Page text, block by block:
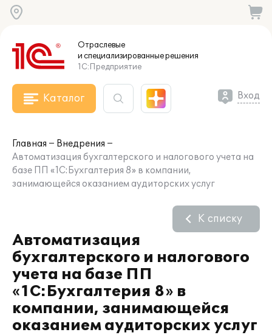
Отраслевые
и специализированныерешения
1С:Предприятие
Каталог Вход
Главная
Внедрения
Автоматизация бухгалтерского и налогового учета на
базе ПП «1С:Бухгалтерия 8» в компании,
занимающейся оказанием аудиторских услуг
Автоматизация
бухгалтерского и налогового
учета на базе ПП
«1С:Бухгалтерия 8» в
компании, занимающейся
оказанием аудиторских услуг
К списку